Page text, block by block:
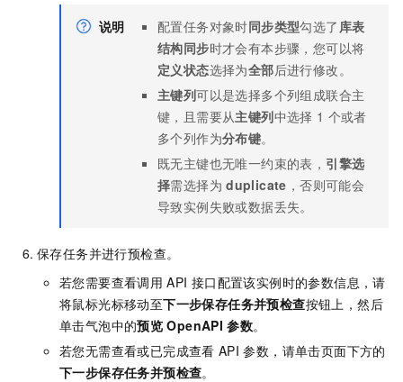
说明 配置任务对象时同步类型勾选了 库表
结构同步时才会有本步骤，您可以将
定义状态选择为全部后进行修改。
主键列可以是选择多个列组成联合主
键，且需要从主键列中选择 1 个或者
多个列作为分布键。
既无主键也无唯一约束的表， 引擎选
择需选择为 duplicate ，否则可能会
导致实例失败或数据丢失。
保存任务并进行预检查。
若您需要查看调用 API 接口配置该实例时的参数信息，请
将鼠标光标移动至下一步保存任务并预检查按钮上，然后
单击气泡中的预览 OpenAPI 参数。
若您无需查看或已完成查看 API 参数，请单击页面下方的
下一步保存任务并预检查。